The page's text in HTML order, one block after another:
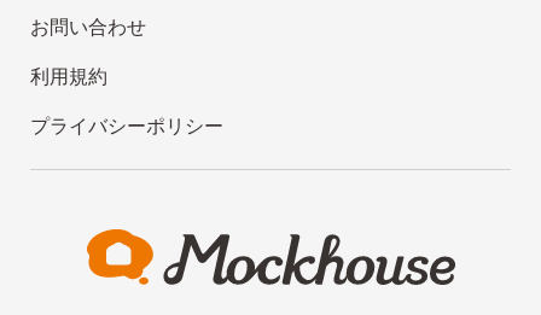
お問い合わせ
利用規約
プライバシーポリシー